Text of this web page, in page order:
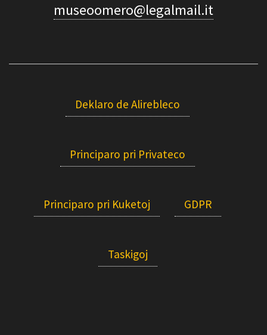
museoomero@legalmail.it
Deklaro de Alirebleco
Principaro pri Privateco
Principaro pri Kuketoj GDPR
Taskigoj